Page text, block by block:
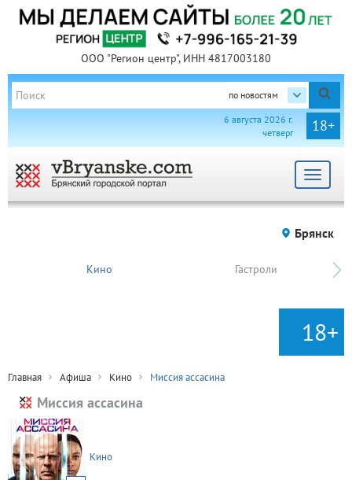
ООО "Регион центр", ИНН 4817003180
по новостям
18+
6 августа 2026 г.
четверг
Toggle
Брянск
Кино Гастроли
18+
Главная Афиша Кино Миссия ассасина
Миссия ассасина
Кино